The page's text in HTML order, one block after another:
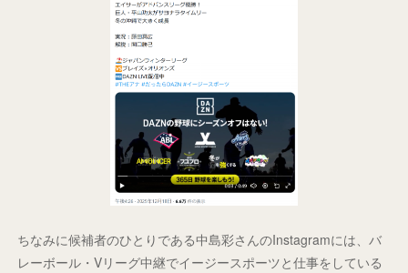
ちなみに候補者のひとりである中島彩さんのInstagramには、バ
レーボール・Vリーグ中継でイージースポーツと仕事をしている